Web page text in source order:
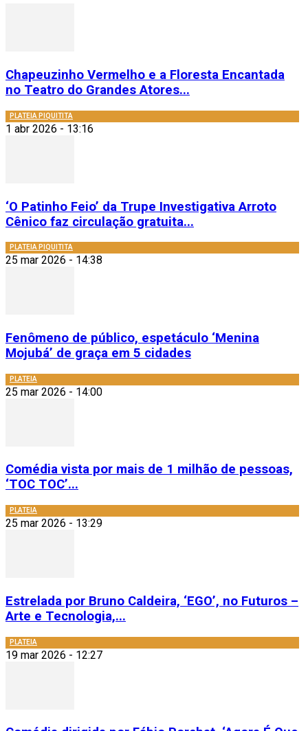
Chapeuzinho Vermelho e a Floresta Encantada
no Teatro do Grandes Atores...
PLATEIA PIQUITITA
1 abr 2026 - 13:16
‘O Patinho Feio’ da Trupe Investigativa Arroto
Cênico faz circulação gratuita...
PLATEIA PIQUITITA
25 mar 2026 - 14:38
Fenômeno de público, espetáculo ‘Menina
Mojubá’ de graça em 5 cidades
PLATEIA
25 mar 2026 - 14:00
Comédia vista por mais de 1 milhão de pessoas,
‘TOC TOC’...
PLATEIA
25 mar 2026 - 13:29
Estrelada por Bruno Caldeira, ‘EGO’, no Futuros –
Arte e Tecnologia,...
PLATEIA
19 mar 2026 - 12:27